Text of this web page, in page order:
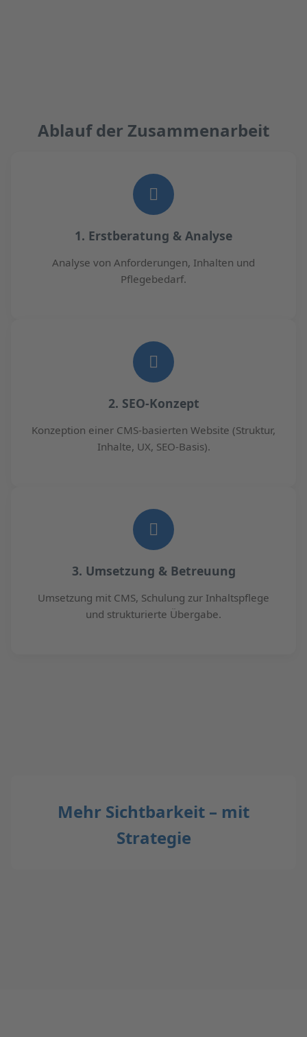
Ablauf der Zusammenarbeit
1. Erstberatung & Analyse
Analyse von Anforderungen, Inhalten und
Pflegebedarf.
2. SEO-Konzept
Konzeption einer CMS-basierten Website (Struktur,
Inhalte, UX, SEO-Basis).
3. Umsetzung & Betreuung
Umsetzung mit CMS, Schulung zur Inhaltspflege
und strukturierte Übergabe.
Mehr Sichtbarkeit – mit
Strategie